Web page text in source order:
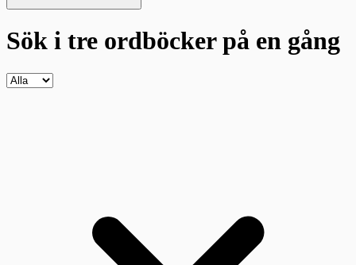
Sök i tre ordböckerpå en gång